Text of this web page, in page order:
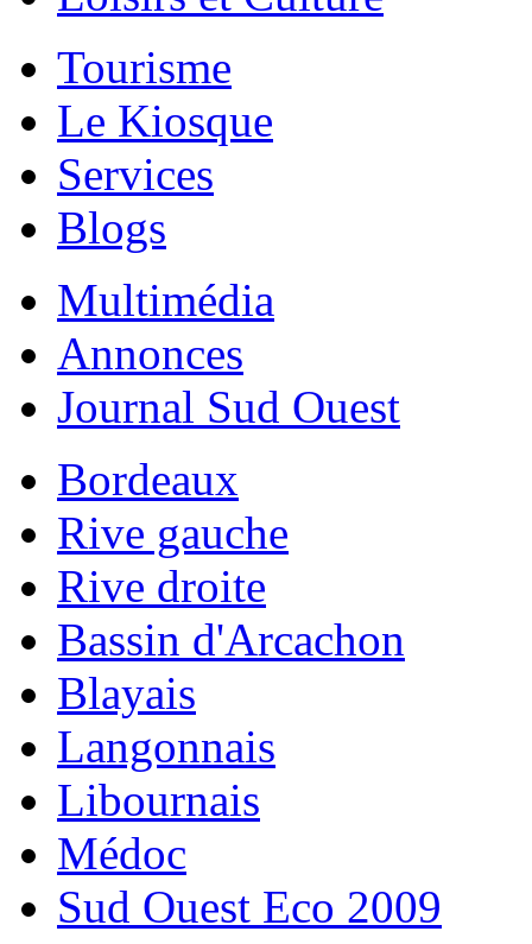
Tourisme
Le Kiosque
Services
Blogs
Multimédia
Annonces
Journal Sud Ouest
Bordeaux
Rive gauche
Rive droite
Bassin d'Arcachon
Blayais
Langonnais
Libournais
Médoc
Sud Ouest Eco 2009